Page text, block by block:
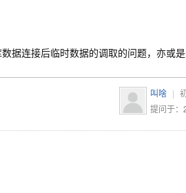
据连接后临时数据的调取的问题，亦或
叫啥 |
提问于